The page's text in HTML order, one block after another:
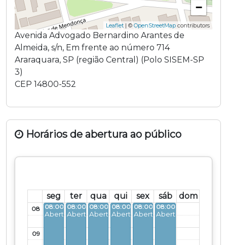
−
Leaflet | © OpenStreetMap contributors
Avenida Advogado Bernardino Arantes de
Almeida, s/n, Em frente ao número 714
Araraquara, SP (região Central ) (Polo SISEM-SP
3)
CEP 14800-552
Horários de abertura ao público
seg ter qua qui sex sáb dom
08
09
08:00 - 12:00
Aberto
08:00 - 12:00
Aberto
08:00 - 12:00
Aberto
08:00 - 12:00
Aberto
08:00 - 12:00
Aberto
08:00 - 13:00
Aberto